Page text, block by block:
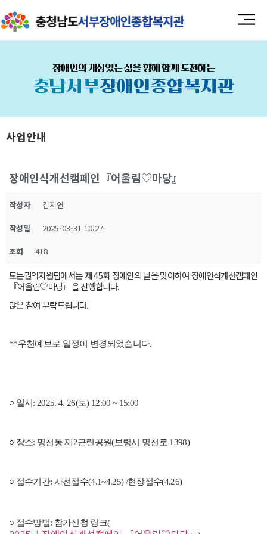
장애인의 개성있는 삶을 향해 함께 도전하는
충남서부장애인종합복지관
사업안내
장애인식개선캠페인『어울림♡마당』
작성자 김지연
작성일 2025-03-31 10:27
조회 418
모든권익지원팀에서는 제 45회 장애인의 날을 맞이하여 장애인식개선캠페인
『어울림♡마당』을 진행합니다.
많은 참여 부탁드립니다.
**우천예보로 일정이 변경되었습니다.
○ 일시: 2025. 4. 26(토) 12:00 ~ 15:00
○ 장소: 명천동 제2근린공원(보령시 명천로 1398)
○ 접수기간: 사전접수(4.1~4.25) /현장접수(4.26)
○ 접수방법: 참가신청 링크(